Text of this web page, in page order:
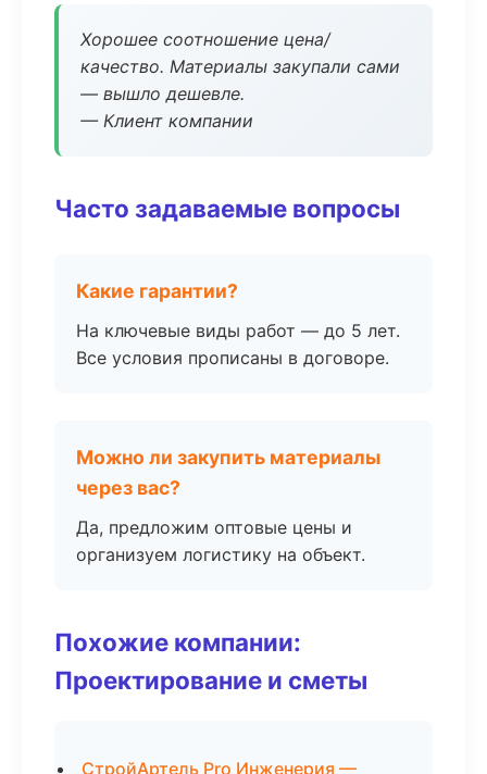
Хорошее соотношение цена/
качество. Материалы закупали сами
— вышло дешевле.
— Клиент компании
Часто задаваемые вопросы
Какие гарантии?
На ключевые виды работ — до 5 лет.
Все условия прописаны в договоре.
Можно ли закупить материалы
через вас?
Да, предложим оптовые цены и
организуем логистику на объект.
Похожие компании:
Проектирование и сметы
СтройАртель Pro Инженерия —